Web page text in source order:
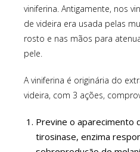
viniferina. Antigamente, nos
de videira era usada pelas
rosto e nas mãos para
pele.
A viniferina é originária do
videira, com 3 ações,
Previne o aparecimento
tirosinase, enzima